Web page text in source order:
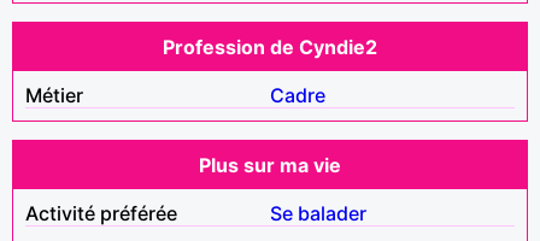
Profession de Cyndie2
Métier
Cadre
Plus sur ma vie
Activité préférée
Se balader